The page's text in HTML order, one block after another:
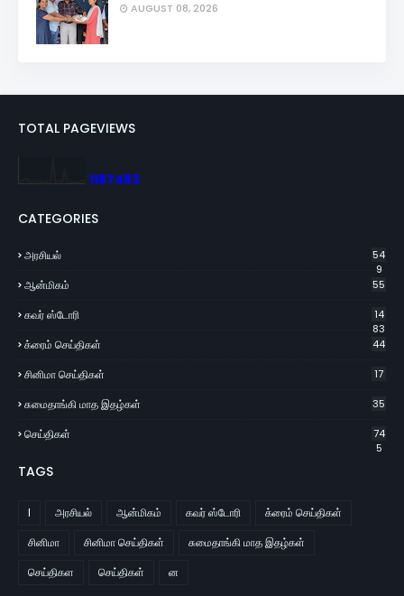
AUGUST 08, 2026
TOTAL PAGEVIEWS
1187483
CATEGORIES
அரசியல்
54
9
ஆன்மிகம் 55
கவர் ஸ்டோரி
14
83
க்ரைம் செய்திகள் 44
சினிமா செய்திகள் 17
சுமைதாங்கி மாத இதழ்கள் 35
செய்திகள்
74
5
TAGS
l அரசியல் ஆன்மிகம் கவர் ஸ்டோரி
க்ரைம் செய்திகள்
சினிமா
சினிமா செய்திகள்
சுமைதாங்கி மாத இதழ்கள்
செய்திகள
செய்திகள் ன